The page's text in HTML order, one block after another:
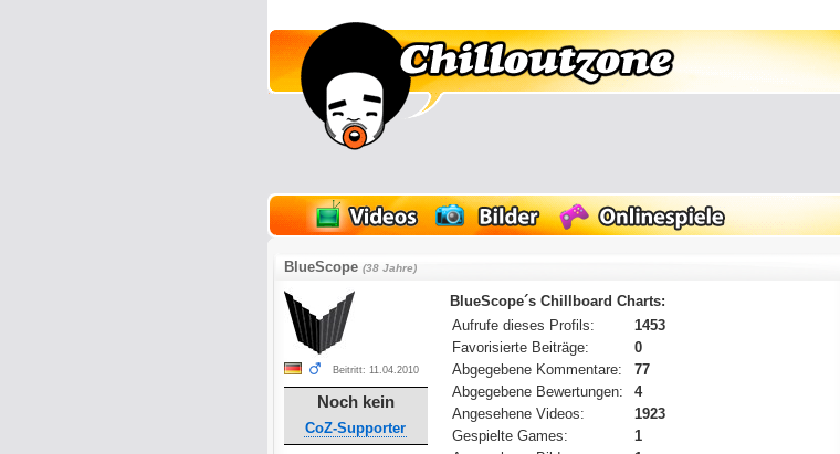
BlueScope (38 Jahre)
Beitritt: 11.04.2010
Noch kein
CoZ-Supporter
BlueScope´s Chillboard Charts:
Aufrufe dieses Profils:
1453
Favorisierte Beiträge:
0
Abgegebene Kommentare:
77
Abgegebene Bewertungen:
4
Angesehene Videos:
1923
Gespielte Games:
1